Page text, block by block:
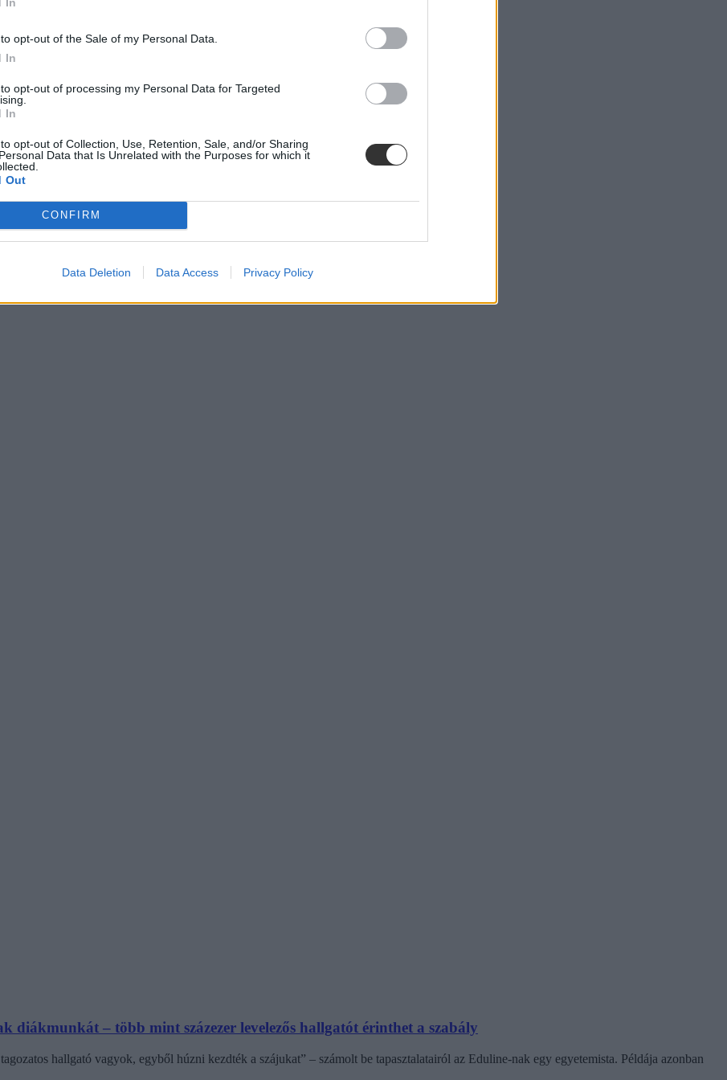
opt-out of the Sale of my Personal Data.
In
opt-out of processing my Personal Data for Targeted
In
opt-out of Collection, Use, Retention, Sale, and/or Sharing
Data that Is Unrelated with the Purposes for which it
Out
CONFIRM
Data Deletion Data Access Privacy Policy
diákmunkát – több mint százezer levelezős hallgatót érinthet a szabály
hallgató vagyok, egyből húzni kezdték a szájukat” – számolt be tapasztalatairól az Eduline-nak egy egyetemista. Példája azonban